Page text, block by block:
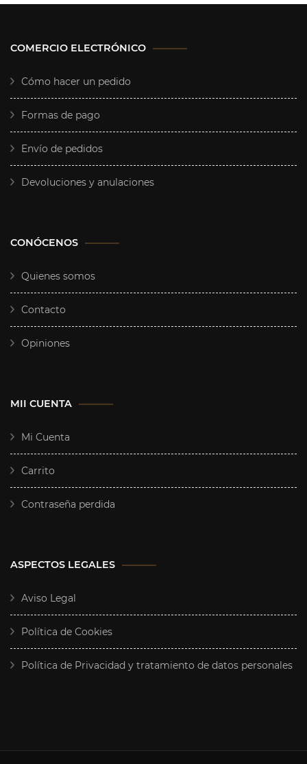
COMERCIO ELECTRÓNICO
Cómo hacer un pedido
Formas de pago
Envío de pedidos
Devoluciones y anulaciones
CONÓCENOS
Quienes somos
Contacto
Opiniones
MII CUENTA
Mi Cuenta
Carrito
Contraseña perdida
ASPECTOS LEGALES
Aviso Legal
Política de Cookies
Política de Privacidad y tratamiento de datos personales